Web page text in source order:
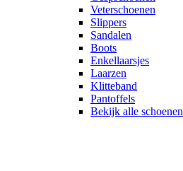
Veterschoenen
Slippers
Sandalen
Boots
Enkellaarsjes
Laarzen
Klitteband
Pantoffels
Bekijk alle schoenen